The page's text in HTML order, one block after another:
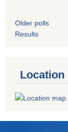
Older polls
Results
Location